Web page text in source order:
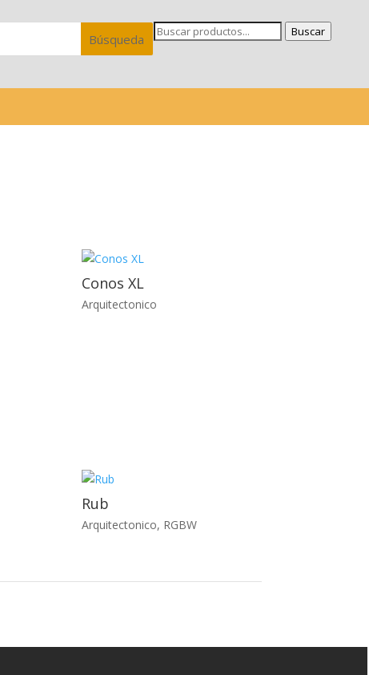
Buscar
Conos XL
Arquitectonico
Rub
Arquitectonico, RGBW